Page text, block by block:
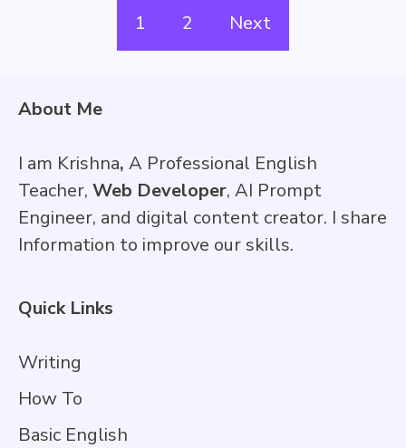
1 2 Next
About Me
I am Krishna, A Professional English
Teacher, Web Developer, AI Prompt
Engineer, and digital content creator. I share
Information to improve our skills.
Quick Links
Writing
How To
Basic English